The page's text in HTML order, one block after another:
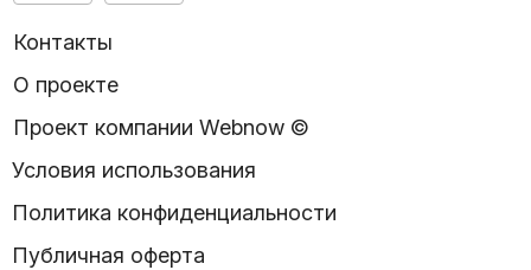
Контакты
О проекте
Проект компании Webnow ©
Условия использования
Политика конфиденциальности
Публичная оферта